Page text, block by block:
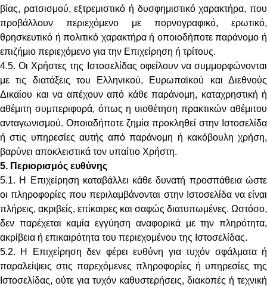
βίας, ρατσισμού, εξτρεμιστικό ή δυσφημιστικό χαρακτήρα, που
προβάλλουν περιεχόμενο με πορνογραφικό, ερωτικό,
θρησκευτικό ή πολιτικό χαρακτήρα ή οποιοδήποτε παράνομο ή
επιζήμιο περιεχόμενο για την Επιχείρηση ή τρίτους.
4.5. Οι Χρήστες της Ιστοσελίδας οφείλουν να συμμορφώνονται
με τις διατάξεις του Ελληνικού, Ευρωπαϊκού και Διεθνούς
Δικαίου και να απέχουν από κάθε παράνομη, καταχρηστική ή
αθέμιτη συμπεριφορά, όπως η υιοθέτηση πρακτικών αθέμιτου
ανταγωνισμού. Οποιαδήποτε ζημία προκληθεί στην Ιστοσελίδα
ή στις υπηρεσίες αυτής από παράνομη ή κακόβουλη χρήση,
βαρύνει αποκλειστικά τον υπαίτιο Χρήστη.
5. Περιορισμός ευθύνης
5.1. Η Επιχείρηση καταβάλλει κάθε δυνατή προσπάθεια ώστε
οι πληροφορίες που περιλαμβάνονται στην Ιστοσελίδα να είναι
πλήρεις, ακριβείς, επίκαιρες και σαφώς διατυπωμένες. Ωστόσο,
δεν παρέχεται καμία εγγύηση αναφορικά με την πληρότητα,
ακρίβεια ή επικαιρότητα του περιεχομένου της Ιστοσελίδας.
5.2. Η Επιχείρηση δεν φέρει ευθύνη για τυχόν σφάλματα ή
παραλείψεις στις παρεχόμενες πληροφορίες ή υπηρεσίες της
Ιστοσελίδας, ούτε για τυχόν καθυστερήσεις, διακοπές ή τεχνική